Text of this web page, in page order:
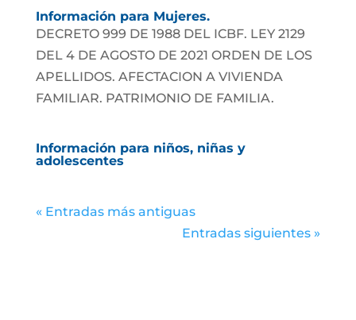
Información para Mujeres.
DECRETO 999 DE 1988 DEL ICBF. LEY 2129
DEL 4 DE AGOSTO DE 2021 ORDEN DE LOS
APELLIDOS. AFECTACION A VIVIENDA
FAMILIAR. PATRIMONIO DE FAMILIA.
Información para niños, niñas y
adolescentes
« Entradas más antiguas
Entradas siguientes »